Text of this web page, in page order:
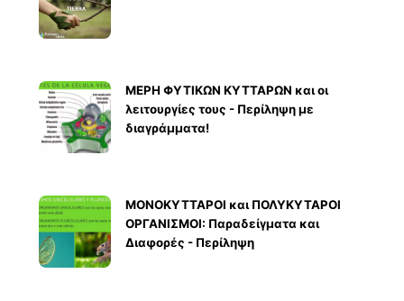
ΜΕΡΗ ΦΥΤΙΚΩΝ ΚΥΤΤΑΡΩΝ και οι
λειτουργίες τους - Περίληψη με
διαγράμματα!
ΜΟΝΟΚΥΤΤΑΡΟΙ και ΠΟΛΥΚΥΤΑΡΟΙ
ΟΡΓΑΝΙΣΜΟΙ: Παραδείγματα και
Διαφορές - Περίληψη